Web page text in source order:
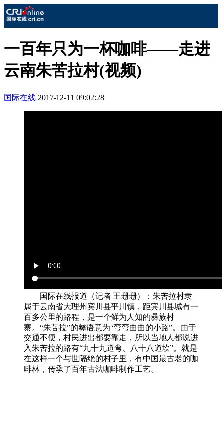
一百年只为一杯咖啡——走进
云南朱苦拉村(视频)
国际在线 2017-12-11 09:02:28
国际在线报道（记者 王珊珊）：朱苦拉村隶
属于云南省大理州宾川县平川镇，距宾川县城有一
百多公里的路程，是一个鲜为人知的彝族村
寨。“朱苦拉”的彝语意为“弯弯曲曲的小路”。由于
交通不便，村民进出都要靠走，所以当地人都说进
入朱苦拉的路有“九十九道弯、八十八道坎”。就是
在这样一个与世隔绝的村子里，有中国最古老的咖
啡林，传承了百年古法咖啡制作工艺。